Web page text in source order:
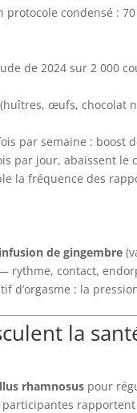
condensé :
de 2024 sur 2 000
œufs, chocolat
par semaine : boost
par jour, abaissent le
la fréquence des
infusion de gingembre
rythme, contact,
d’orgasme : la
la
rhamnosus pour